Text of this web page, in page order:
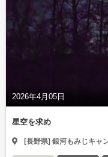
2026年4月05日
星空を求め
[長野県] 銀河もみじキャ